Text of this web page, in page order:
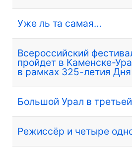
Уже ль та самая…
Всероссийский
пройдет в Каменске-
в рамках 325-летия
Большой Урал в
Режиссёр и четыре